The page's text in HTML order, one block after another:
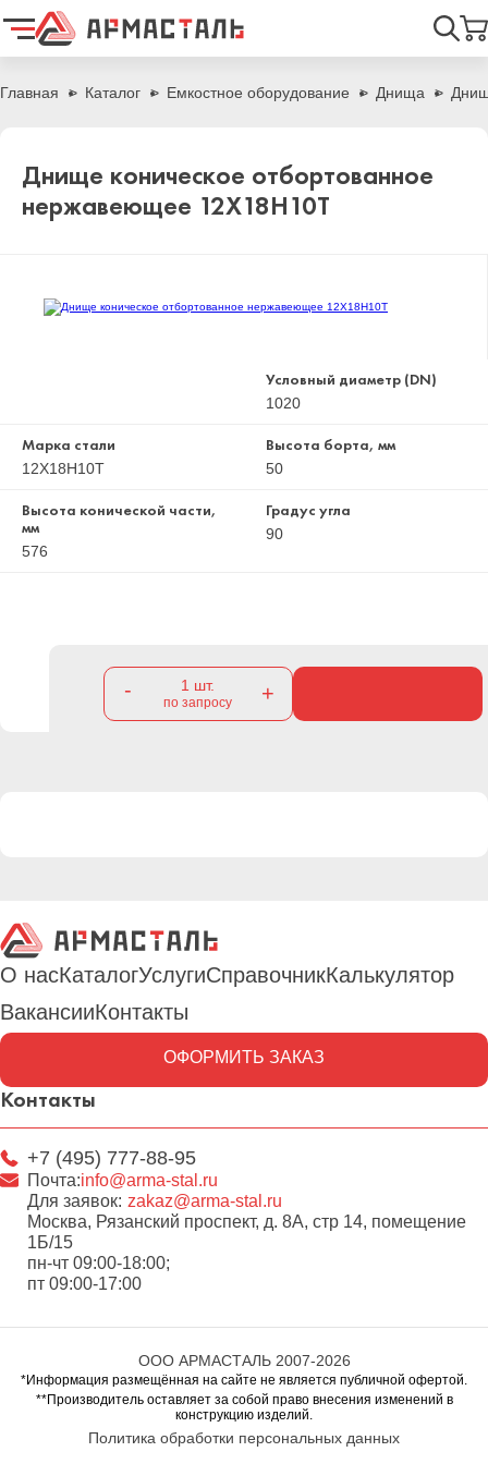
Главная
Каталог Емкостное оборудование Днища
Днище коническое отбортованное
нержавеющее 12Х18Н10Т
Условный диаметр (DN)
1020
Марка стали
12Х18Н10Т
Высота борта, мм
50
Высота конической части,
мм
576
Градус угла
90
- 1 шт.
по запросу +
О насКаталогУслугиСправочникКалькулятор
ВакансииКонтакты
ОФОРМИТЬ ЗАКАЗ
Контакты
+7 (495) 777-88-95
Почта:info@arma-stal.ru
Для заявок: zakaz@arma-stal.ru
Москва, Рязанский проспект, д. 8А, стр 14, помещение
1Б/15
пн-чт 09:00-18:00;
пт 09:00-17:00
ООО АРМАСТАЛЬ 2007-2026
*Информация размещённая на сайте не является публичной офертой.
**Производитель оставляет за собой право внесения изменений в
конструкцию изделий.
Политика обработки персональных данных